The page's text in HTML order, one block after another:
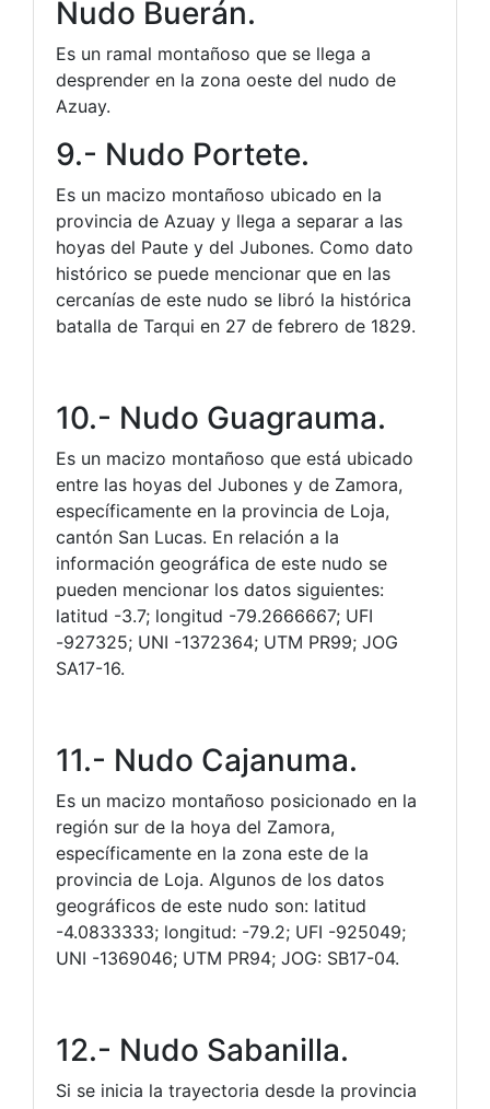
Nudo Buerán.
Es un ramal montañoso que se llega a
desprender en la zona oeste del nudo de
Azuay.
9.- Nudo Portete.
Es un macizo montañoso ubicado en la
provincia de Azuay y llega a separar a las
hoyas del Paute y del Jubones. Como dato
histórico se puede mencionar que en las
cercanías de este nudo se libró la histórica
batalla de Tarqui en 27 de febrero de 1829.
10.- Nudo Guagrauma.
Es un macizo montañoso que está ubicado
entre las hoyas del Jubones y de Zamora,
específicamente en la provincia de Loja,
cantón San Lucas. En relación a la
información geográfica de este nudo se
pueden mencionar los datos siguientes:
latitud -3.7; longitud -79.2666667; UFI
-927325; UNI -1372364; UTM PR99; JOG
SA17-16.
11.- Nudo Cajanuma.
Es un macizo montañoso posicionado en la
región sur de la hoya del Zamora,
específicamente en la zona este de la
provincia de Loja. Algunos de los datos
geográficos de este nudo son: latitud
-4.0833333; longitud: -79.2; UFI -925049;
UNI -1369046; UTM PR94; JOG: SB17-04.
12.- Nudo Sabanilla.
Si se inicia la trayectoria desde la provincia